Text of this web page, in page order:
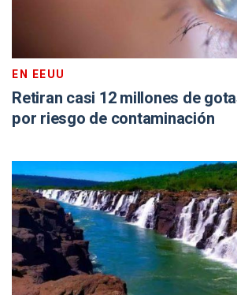
EN EEUU
Retiran casi 12 millones de
por riesgo de contaminación